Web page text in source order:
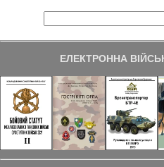
ЕЛЕКТРОННА